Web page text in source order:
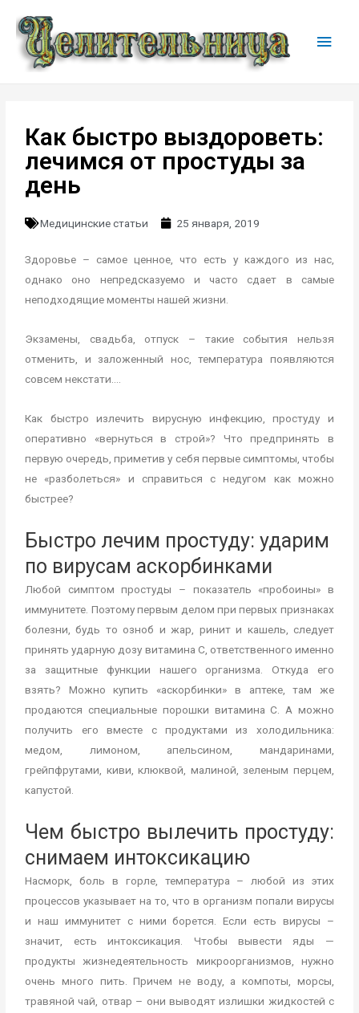
Как быстро выздороветь:
лечимся от простуды за
день
Медицинские статьи 25 января, 2019
Здоровье – самое ценное, что есть у каждого из нас,
однако оно непредсказуемо и часто сдает в самые
неподходящие моменты нашей жизни.
Экзамены, свадьба, отпуск – такие события нельзя
отменить, и заложенный нос, температура появляются
совсем некстати….
Как быстро излечить вирусную инфекцию, простуду и
оперативно «вернуться в строй»? Что предпринять в
первую очередь, приметив у себя первые симптомы, чтобы
не «разболеться» и справиться с недугом как можно
быстрее?
Быстро лечим простуду: ударим
по вирусам аскорбинками
Любой симптом простуды – показатель «пробоины» в
иммунитете. Поэтому первым делом при первых признаках
болезни, будь то озноб и жар, ринит и кашель, следует
принять ударную дозу витамина С, ответственного именно
за защитные функции нашего организма. Откуда его
взять? Можно купить «аскорбинки» в аптеке, там же
продаются специальные порошки витамина С. А можно
получить его вместе с продуктами из холодильника:
медом, лимоном, апельсином, мандаринами,
грейпфрутами, киви, клюквой, малиной, зеленым перцем,
капустой.
Чем быстро вылечить простуду:
снимаем интоксикацию
Насморк, боль в горле, температура – любой из этих
процессов указывает на то, что в организм попали вирусы
и наш иммунитет с ними борется. Если есть вирусы –
значит, есть интоксикация. Чтобы вывести яды —
продукты жизнедеятельность микроорганизмов, нужно
очень много пить. Причем не воду, а компоты, морсы,
травяной чай, отвар – они выводят излишки жидкостей с